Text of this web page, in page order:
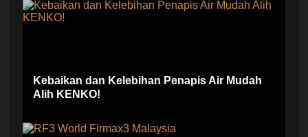
Kebaikan dan Kelebihan Penapis Air Mudah
Alih KENKO!